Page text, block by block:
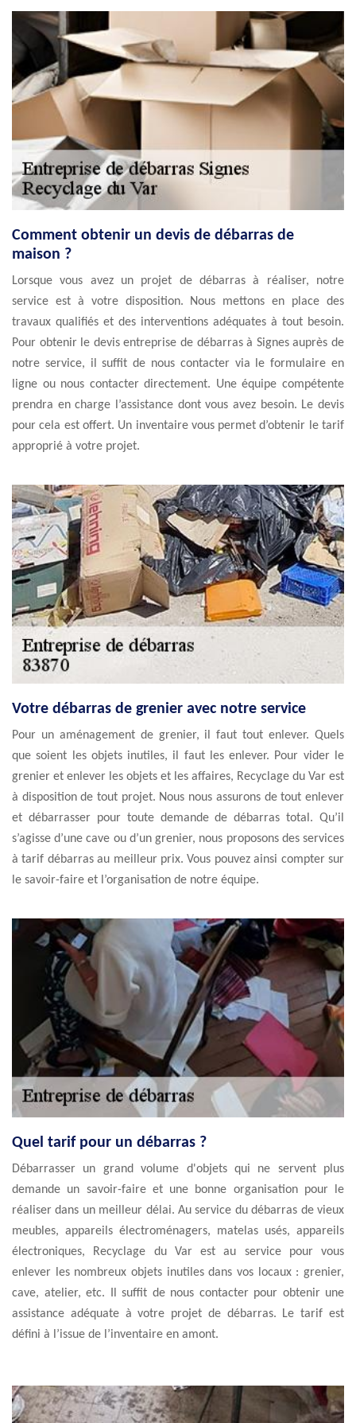
Comment obtenir un devis de débarras de
maison ?
Lorsque vous avez un projet de débarras à réaliser, notre
service est à votre disposition. Nous mettons en place des
travaux qualifiés et des interventions adéquates à tout besoin.
Pour obtenir le devis entreprise de débarras à Signes auprès de
notre service, il suffit de nous contacter via le formulaire en
ligne ou nous contacter directement. Une équipe compétente
prendra en charge l’assistance dont vous avez besoin. Le devis
pour cela est offert. Un inventaire vous permet d’obtenir le tarif
approprié à votre projet.
Votre débarras de grenier avec notre service
Pour un aménagement de grenier, il faut tout enlever. Quels
que soient les objets inutiles, il faut les enlever. Pour vider le
grenier et enlever les objets et les affaires, Recyclage du Var est
à disposition de tout projet. Nous nous assurons de tout enlever
et débarrasser pour toute demande de débarras total. Qu’il
s’agisse d’une cave ou d’un grenier, nous proposons des services
à tarif débarras au meilleur prix. Vous pouvez ainsi compter sur
le savoir-faire et l’organisation de notre équipe.
Quel tarif pour un débarras ?
Débarrasser un grand volume d'objets qui ne servent plus
demande un savoir-faire et une bonne organisation pour le
réaliser dans un meilleur délai. Au service du débarras de vieux
meubles, appareils électroménagers, matelas usés, appareils
électroniques, Recyclage du Var est au service pour vous
enlever les nombreux objets inutiles dans vos locaux : grenier,
cave, atelier, etc. Il suffit de nous contacter pour obtenir une
assistance adéquate à votre projet de débarras. Le tarif est
défini à l’issue de l’inventaire en amont.